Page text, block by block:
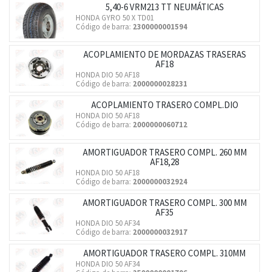
5,40-6 VRM213 TT NEUMÁTICAS
HONDA GYRO 50 X TD01
Código de barra: 2300000001594
ACOPLAMIENTO DE MORDAZAS TRASERAS
AF18
HONDA DIO 50 AF18
Código de barra: 2000000028231
ACOPLAMIENTO TRASERO COMPL.DIO
HONDA DIO 50 AF18
Código de barra: 2000000060712
AMORTIGUADOR TRASERO COMPL. 260 MM
AF18,28
HONDA DIO 50 AF18
Código de barra: 2000000032924
AMORTIGUADOR TRASERO COMPL. 300 MM
AF35
HONDA DIO 50 AF34
Código de barra: 2000000032917
AMORTIGUADOR TRASERO COMPL. 310MM
HONDA DIO 50 AF34